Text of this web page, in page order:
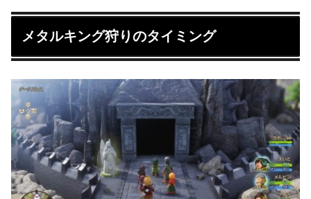
メタルキング狩りのタイミング